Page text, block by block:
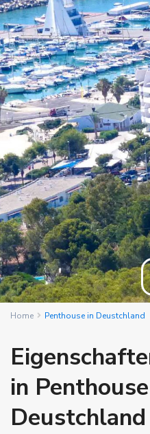
Home Penthouse in Deustchland
in
Deustchland